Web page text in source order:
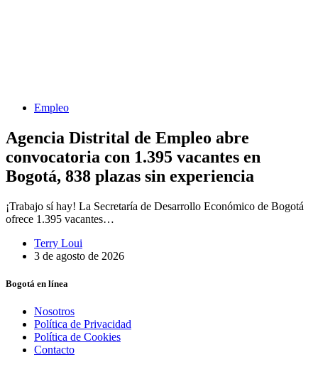
Empleo
Agencia Distrital de Empleo abre
convocatoria con 1.395 vacantes en
Bogotá, 838 plazas sin experiencia
¡Trabajo sí hay! La Secretaría de Desarrollo Económico de Bogotá
ofrece 1.395 vacantes…
Terry Loui
3 de agosto de 2026
Bogotá en línea
Nosotros
Política de Privacidad
Política de Cookies
Contacto